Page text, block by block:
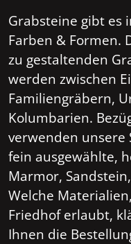
Grabsteine gibt es
Farben & Formen.
zu gestaltenden
werden zwischen
Familiengräbern,
Kolumbarien.
verwenden unsere
fein ausgewählte,
Marmor,
Welche
Friedhof erlaubt,
Ihnen die